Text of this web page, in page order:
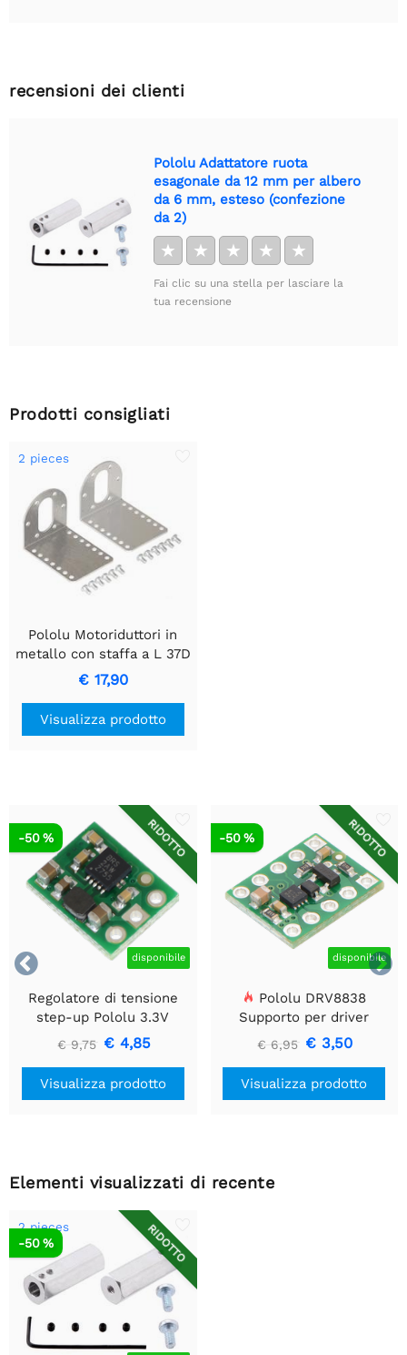
recensioni dei clienti
Pololu Adattatore ruota
esagonale da 12 mm per albero
da 6 mm, esteso (confezione
da 2)
★ ★ ★ ★ ★
Fai clic su una stella per lasciare la
tua recensione
Prodotti consigliati
2 pieces
Pololu Motoriduttori in
metallo con staffa a L 37D
(confezione da 2)
€ 17,90
Visualizza prodotto


RIDOTTO
disponibile
-50 %
Regolatore di tensione
step-up Pololu 3.3V
U1V10F3
€ 9,75 € 4,85
Visualizza prodotto
RIDOTTO
disponibile
-50 %
Pololu DRV8838
Supporto per driver
motore CC a spazzola
singola
€ 6,95 € 3,50
Visualizza prodotto
Elementi visualizzati di recente
RIDOTTO
2 pieces
-50 %